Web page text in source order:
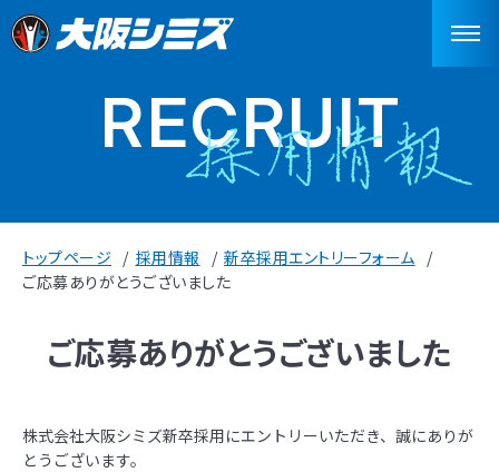
RECRUIT
トップページ 採用情報
新卒採用エントリーフォーム
ご応募ありがとうございました
ご応募ありがとうございました
株式会社大阪シミズ新卒採用にエントリーいただき、誠にありが
とうございます。